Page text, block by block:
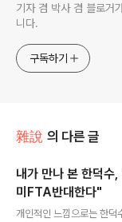
기자 겸 박사 겸 블로거
니다.
구독하기
雜說 의 다른 글
내가 만나 본 한덕수
미FTA반대한다"
개인적인 느낌으로는 한덕